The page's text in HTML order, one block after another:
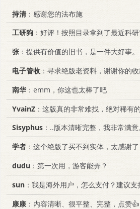
持清：感谢您的法布施
工研狗 ：好评！按照目录拿到了最近科
张：提供有价值的旧书，是一件大好事。
电子管收 ：寻求绝版老资料，谢谢你的收
南华：emm，你这也太棒了吧
YvainZ ：这版真的非常难找，绝对稀有
Sisyphus ：..版本清晰完整，我非常满意。又
学者 ：这个绝版了买不到实体，太感谢了
dudu ：第一次用，游客能弄？
sun ：我是海外用户，怎么支付？建议
康康 ：内容清晰、很平整、完整，点赞